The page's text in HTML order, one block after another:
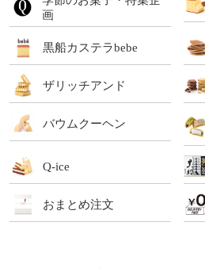
画
黒船カステラbebe
ザリッチアンド
バウムクーヘン
Q-ice
おまとめ注文